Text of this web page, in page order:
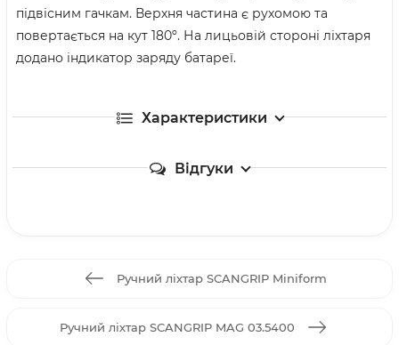
підвісним гачкам. Верхня частина є рухомою та
повертається на кут 180º. На лицьовій стороні ліхтаря
додано індикатор заряду батареї.
Характеристики
Відгуки
Ручний ліхтар SCANGRIP Miniform
Ручний ліхтар SCANGRIP MAG 03.5400